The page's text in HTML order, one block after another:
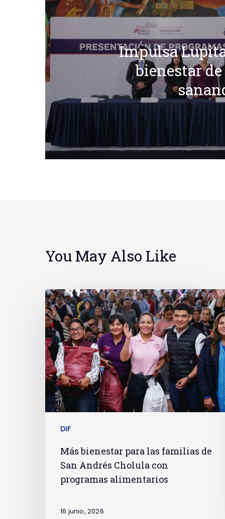
Impulsa
bienestar
You May Also Like
DIF
Más bienestar para las familias de
San Andrés Cholula con
programas alimentarios
16 junio, 2026